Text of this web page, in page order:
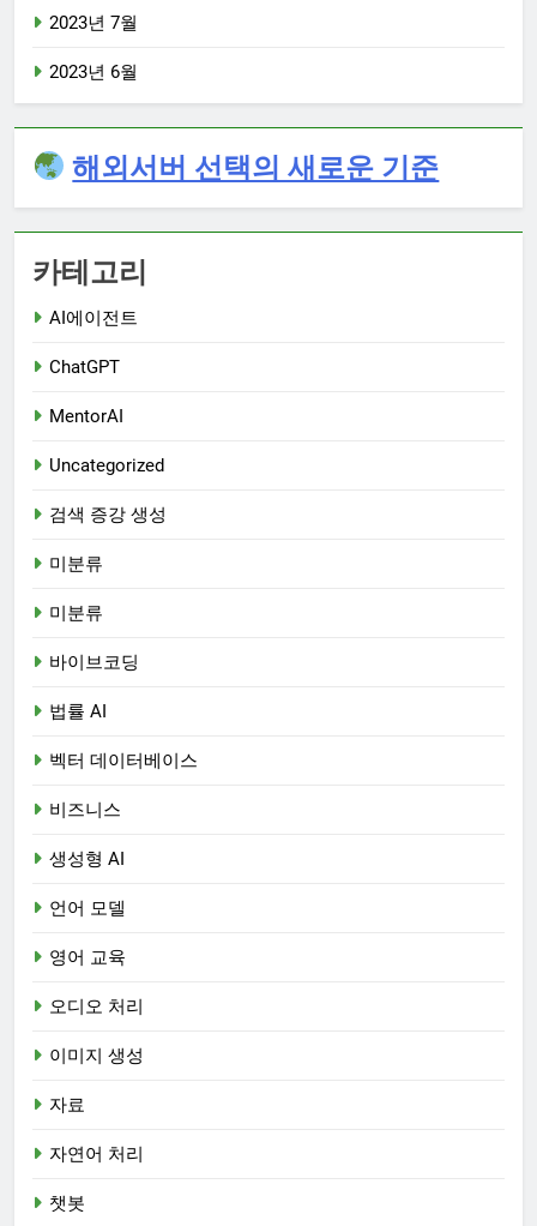
2023년 7월
2023년 6월
해외서버 선택의 새로운 기준
카테고리
AI에이전트
ChatGPT
MentorAI
Uncategorized
검색 증강 생성
미분류
미분류
바이브코딩
법률 AI
벡터 데이터베이스
비즈니스
생성형 AI
언어 모델
영어 교육
오디오 처리
이미지 생성
자료
자연어 처리
챗봇